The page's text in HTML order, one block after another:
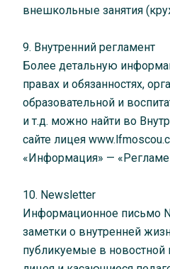
внешкольные занятия
9. Внутренний регламент
Более детальную
правах и обязанностях,
образовательной и
и т.д. можно найти во
сайте лицея
«Информация» —
10. Newsletter
Информационное письмо
заметки о внутренней
публикуемые в новостной